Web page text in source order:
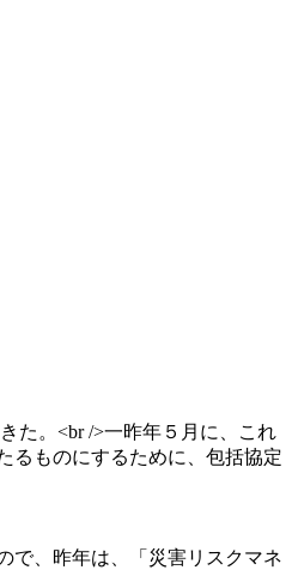
た。<br />一昨年５月に、これ
るものにするために、包括協定
で、昨年は、「災害リスクマネ